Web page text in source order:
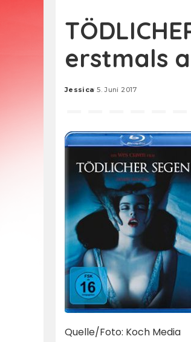
erstmals
Posted
Jessica 5. Juni 2017
Quelle/Foto: Koch Media